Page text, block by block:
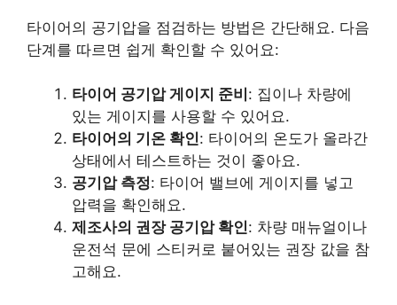
타이어의 공기압을 점검하는 방법은 간단해요. 다음
단계를 따르면 쉽게 확인할 수 있어요:
타이어 공기압 게이지 준비 : 집이나 차량에
있는 게이지를 사용할 수 있어요.
타이어의 기온 확인: 타이어의 온도가 올라간
상태에서 테스트하는 것이 좋아요.
공기압 측정: 타이어 밸브에 게이지를 넣고
압력을 확인해요.
제조사의 권장 공기압 확인: 차량 매뉴얼이나
운전석 문에 스티커로 붙어있는 권장 값을 참
고해요.